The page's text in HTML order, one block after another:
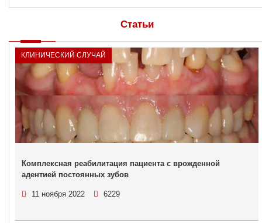
Статьи
КЛИНИЧЕСКИЙ СЛУЧАЙ
Комплексная реабилитация пациента с врожденной
адентией постоянных зубов
11 ноября 2022 6229